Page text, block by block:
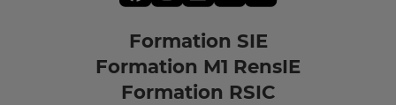
Formation SIE
Formation M1 RensIE
Formation RSIC